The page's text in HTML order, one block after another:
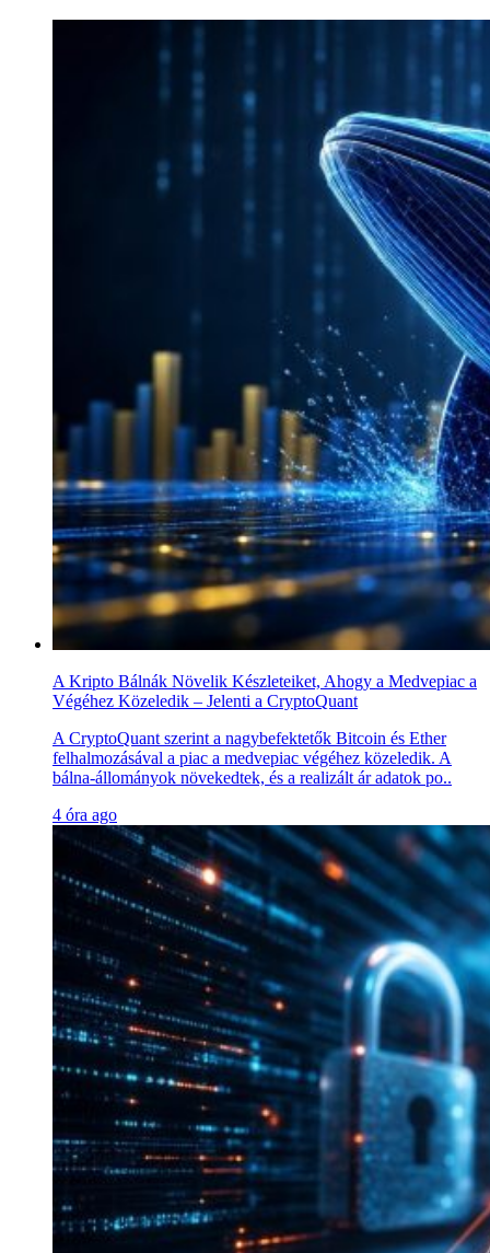
A Kripto Bálnák Növelik Készleteiket, Ahogy a Medvepiac a
Végéhez Közeledik – Jelenti a CryptoQuant
A CryptoQuant szerint a nagybefektetők Bitcoin és Ether
felhalmozásával a piac a medvepiac végéhez közeledik. A
bálna-állományok növekedtek, és a realizált ár adatok po..
4 óra ago